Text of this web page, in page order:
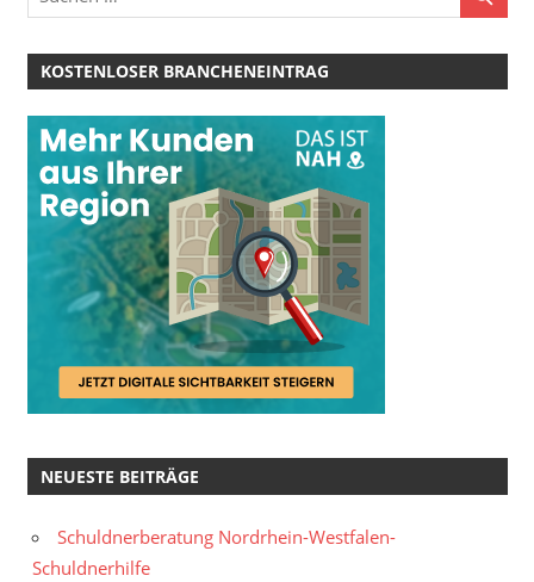
KOSTENLOSER BRANCHENEINTRAG
NEUESTE BEITRÄGE
Schuldnerberatung Nordrhein-Westfalen-
Schuldnerhilfe